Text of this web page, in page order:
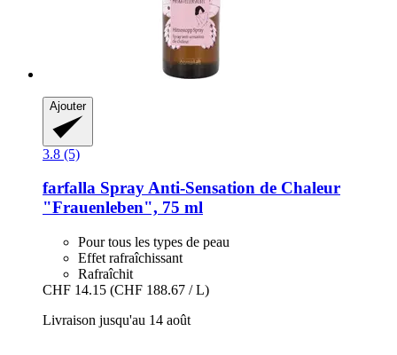
Ajouter
3.8 (5)
farfalla Spray Anti-​Sensation de Chaleur
"Frauenleben", 75 ml
Pour tous les types de peau
Effet rafraîchissant
Rafraîchit
CHF 14.15 (CHF 188.67 / L)
Livraison jusqu'au 14 août